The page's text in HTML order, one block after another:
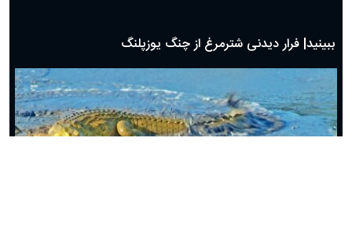
ببینید| فرار دیدنی شترمرغ از چنگ یوزپلنگ